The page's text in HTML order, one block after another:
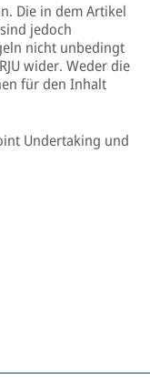
Die in dem Artikel
jedoch
nicht unbedingt
wider. Weder die
für den Inhalt
Undertaking und